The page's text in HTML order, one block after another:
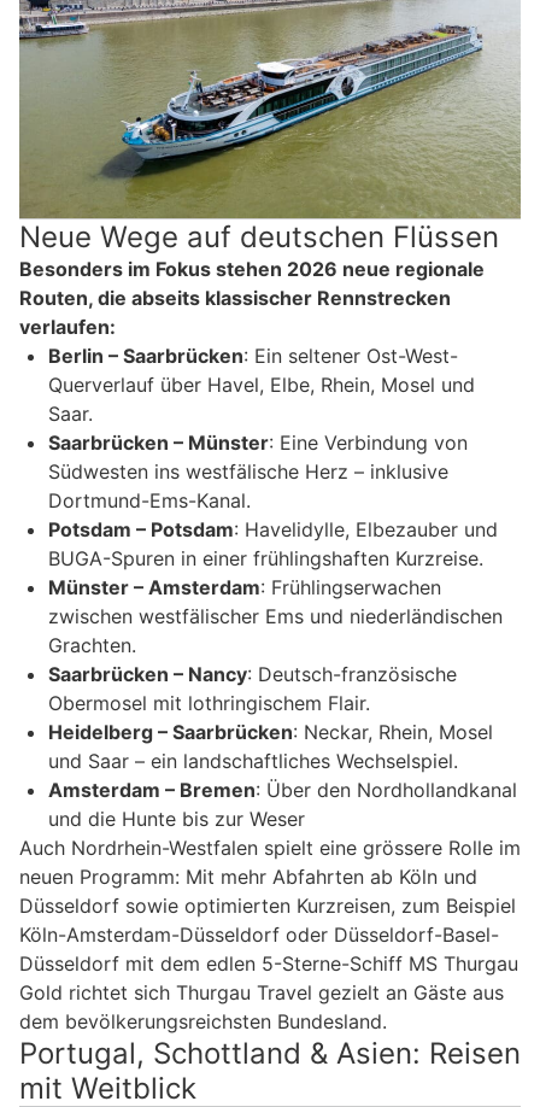
Neue Wege auf deutschen Flüssen
Besonders im Fokus stehen 2026 neue regionale
Routen, die abseits klassischer Rennstrecken
verlaufen:
Berlin – Saarbrücken: Ein seltener Ost-West-
Querverlauf über Havel, Elbe, Rhein, Mosel und
Saar.
Saarbrücken – Münster: Eine Verbindung von
Südwesten ins westfälische Herz – inklusive
Dortmund-Ems-Kanal.
Potsdam – Potsdam: Havelidylle, Elbezauber und
BUGA-Spuren in einer frühlingshaften Kurzreise.
Münster – Amsterdam: Frühlingserwachen
zwischen westfälischer Ems und niederländischen
Grachten.
Saarbrücken – Nancy: Deutsch-französische
Obermosel mit lothringischem Flair.
Heidelberg – Saarbrücken: Neckar, Rhein, Mosel
und Saar – ein landschaftliches Wechselspiel.
Amsterdam – Bremen: Über den Nordhollandkanal
und die Hunte bis zur Weser
Auch Nordrhein-Westfalen spielt eine grössere Rolle im
neuen Programm: Mit mehr Abfahrten ab Köln und
Düsseldorf sowie optimierten Kurzreisen, zum Beispiel
Köln-Amsterdam-Düsseldorf oder Düsseldorf-Basel-
Düsseldorf mit dem edlen 5-Sterne-Schiff MS Thurgau
Gold richtet sich Thurgau Travel gezielt an Gäste aus
dem bevölkerungsreichsten Bundesland.
Portugal, Schottland & Asien: Reisen
mit Weitblick